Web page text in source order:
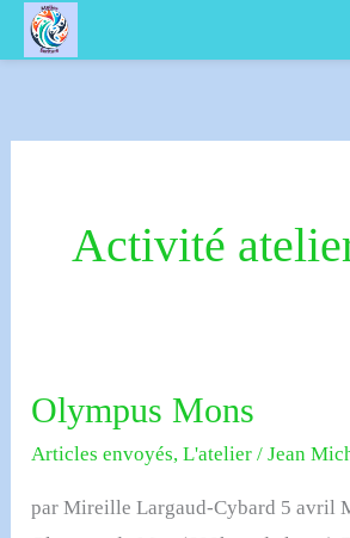
Activité
Olympus Mons
Articles envoyés,L'atelier /Jean
par Mireille Largaud-Cybard 5 avril